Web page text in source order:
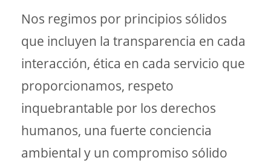
Nos regimos por principios sólidos
que incluyen la transparencia en cada
interacción, ética en cada servicio que
proporcionamos, respeto
inquebrantable por los derechos
humanos, una fuerte conciencia
ambiental y un compromiso sólido